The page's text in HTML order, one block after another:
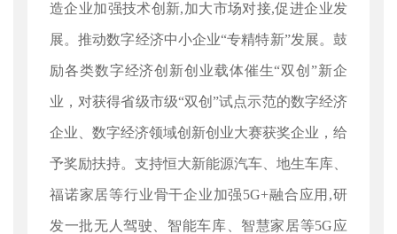
造企业加强技术创新,加大市场对接,促进企业发
展。推动数字经济中小企业“专精特新”发展。鼓
励各类数字经济创新创业载体催生“双创”新企
业，对获得省级市级“双创”试点示范的数字经济
企业、数字经济领域创新创业大赛获奖企业，给
予奖励扶持。支持恒大新能源汽车、地生车库、
福诺家居等行业骨干企业加强5G+融合应用,研
发一批无人驾驶、智能车库、智慧家居等5G应